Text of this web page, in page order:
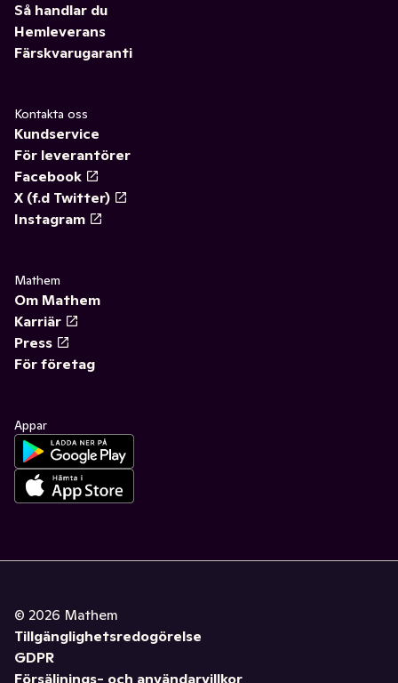
Så handlar du
Hemleverans
Färskvarugaranti
Kontakta oss
Kundservice
För leverantörer
Facebook
X (f.d Twitter)
Instagram
Mathem
Om Mathem
Karriär
Press
För företag
Appar
© 2026 Mathem
Tillgänglighetsredogörelse
GDPR
Försäljnings- och användarvillkor